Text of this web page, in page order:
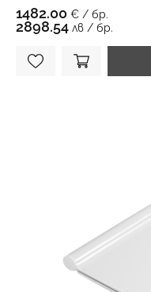
1482.00 € / бр.
2898.54 лв / бр.